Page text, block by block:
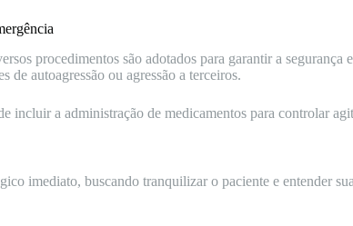
procedimentos são adotados para garantir a
de autoagressão ou agressão a terceiros.
incluir a administração de medicamentos para controlar
imediato, buscando tranquilizar o paciente e entender